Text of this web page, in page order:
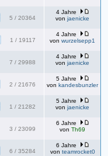
5 / 20364
4 Jahre
von jaenicke
1 / 19117
4 Jahre
von wurzelsepp1
7 / 29988
4 Jahre
von jaenicke
2 / 21676
5 Jahre
von kandesbunzler
1 / 21282
5 Jahre
von jaenicke
3 / 23099
6 Jahre
von Th69
6 / 35284
6 Jahre
von teamrocket0